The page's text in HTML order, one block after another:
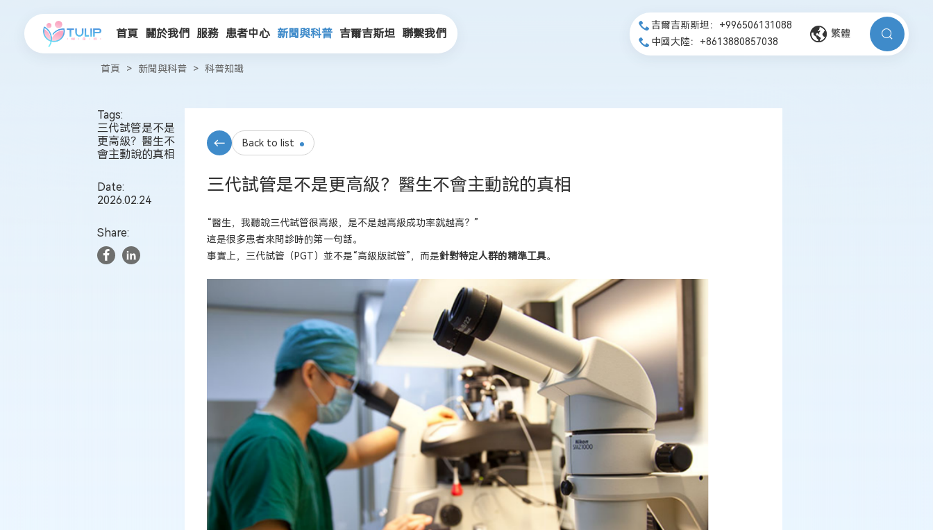
首頁 關於我們 服務 患者中心 新聞與科普 吉爾吉斯坦 聯繫我們
吉爾吉斯斯坦：+996506131088
中國大陸：+8613880857038
繁體
首頁 > 新聞與科普 > 科普知識
Tags:
三代試管是不是
更高級？醫生不
會主動說的真相
Date:
2026.02.24
Share:
Back to list
三代試管是不是更高級？醫生不會主動說的真相
“醫生，我聽說三代試管很高級，是不是越高級成功率就越高？”
這是很多患者來問診時的第一句話。
事實上，三代試管（PGT）並不是“高級版試管”，而是針對特定人群的精準工具。